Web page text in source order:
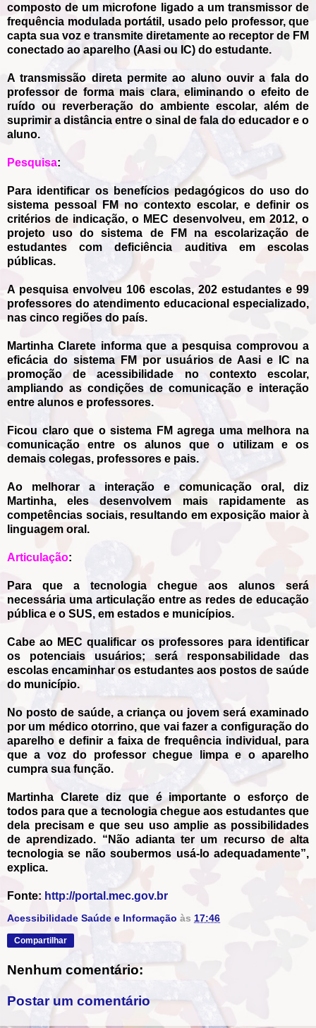
composto de um microfone ligado a um transmissor de
frequência modulada portátil, usado pelo professor, que
capta sua voz e transmite diretamente ao receptor de FM
conectado ao aparelho (Aasi ou IC) do estudante.
A transmissão direta permite ao aluno ouvir a fala do
professor de forma mais clara, eliminando o efeito de
ruído ou reverberação do ambiente escolar, além de
suprimir a distância entre o sinal de fala do educador e o
aluno.
Pesquisa:
Para identificar os benefícios pedagógicos do uso do
sistema pessoal FM no contexto escolar, e definir os
critérios de indicação, o MEC desenvolveu, em 2012, o
projeto uso do sistema de FM na escolarização de
estudantes com deficiência auditiva em escolas
públicas.
A pesquisa envolveu 106 escolas, 202 estudantes e 99
professores do atendimento educacional especializado,
nas cinco regiões do país.
Martinha Clarete informa que a pesquisa comprovou a
eficácia do sistema FM por usuários de Aasi e IC na
promoção de acessibilidade no contexto escolar,
ampliando as condições de comunicação e interação
entre alunos e professores.
Ficou claro que o sistema FM agrega uma melhora na
comunicação entre os alunos que o utilizam e os
demais colegas, professores e pais.
Ao melhorar a interação e comunicação oral, diz
Martinha, eles desenvolvem mais rapidamente as
competências sociais, resultando em exposição maior à
linguagem oral.
Articulação:
Para que a tecnologia chegue aos alunos será
necessária uma articulação entre as redes de educação
pública e o SUS, em estados e municípios.
Cabe ao MEC qualificar os professores para identificar
os potenciais usuários; será responsabilidade das
escolas encaminhar os estudantes aos postos de saúde
do município.
No posto de saúde, a criança ou jovem será examinado
por um médico otorrino, que vai fazer a configuração do
aparelho e definir a faixa de frequência individual, para
que a voz do professor chegue limpa e o aparelho
cumpra sua função.
Martinha Clarete diz que é importante o esforço de
todos para que a tecnologia chegue aos estudantes que
dela precisam e que seu uso amplie as possibilidades
de aprendizado. “Não adianta ter um recurso de alta
tecnologia se não soubermos usá-lo adequadamente”,
explica.
Fonte: http://portal.mec.gov.br
Acessibilidade Saúde e Informação às 17:46
Compartilhar
Nenhum comentário:
Postar um comentário